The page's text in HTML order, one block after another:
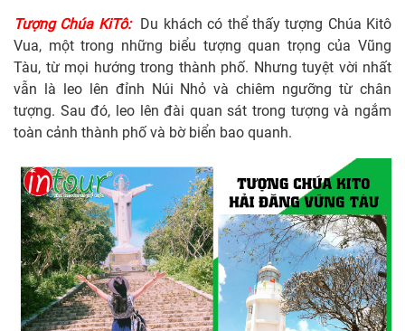
Tượng Chúa KiTô: Du khách có thể thấy tượng Chúa Kitô
Vua, một trong những biểu tượng quan trọng của Vũng
Tàu, từ mọi hướng trong thành phố. Nhưng tuyệt vời nhất
vẫn là leo lên đỉnh Núi Nhỏ và chiêm ngưỡng từ chân
tượng. Sau đó, leo lên đài quan sát trong tượng và ngắm
toàn cảnh thành phố và bờ biển bao quanh.